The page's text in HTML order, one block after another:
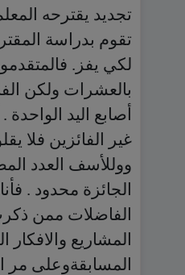
تجديد يقترحه
تقوم بدراسة
لكي يفز.
بالعشرات ولكن
أصابع اليد الواحدة
غير الفائزين فلا
ووللأسف العدد
الجائزة محدود .
الفاضلات ممن
المشاريع
المسابقةوعلى